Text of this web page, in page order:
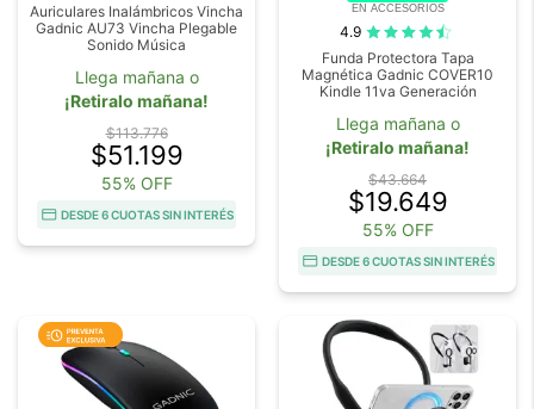
Auriculares Inalámbricos Vincha
Gadnic AU73 Vincha Plegable
Sonido Música
Llega mañana o
¡Retiralo mañana!
$113.776
$51.199
55% OFF
DESDE 6 CUOTAS SIN INTERÉS
EN ACCESORIOS
4.9
Funda Protectora Tapa
Magnética Gadnic COVER10
Kindle 11va Generación
Llega mañana o
¡Retiralo mañana!
$43.664
$19.649
55% OFF
DESDE 6 CUOTAS SIN INTERÉS